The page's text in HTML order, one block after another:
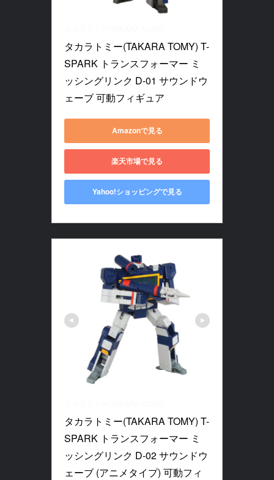
タカラトミー(TAKARA TOMY) T-
SPARK トランスフォーマー ミ
ッシングリンク D-01 サウンドウ
ェーブ 可動フィギュア
Amazonで見る
楽天市場で見る
Yahoo!ショッピングで見る
タカラトミー(TAKARA TOMY) T-
SPARK トランスフォーマー ミ
ッシングリンク D-02 サウンドウ
ェーブ (アニメタイプ) 可動フィ